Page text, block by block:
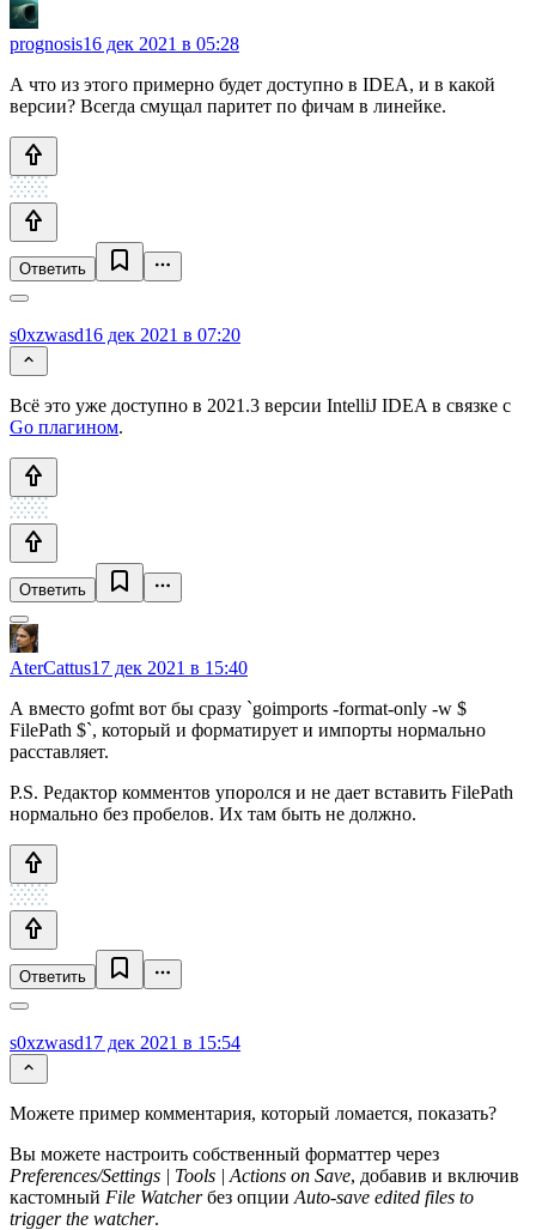
prognosis16 дек 2021 в 05:28
А что из этого примерно будет доступно в IDEA, и в какой
версии? Всегда смущал паритет по фичам в линейке.
Ответить
s0xzwasd16 дек 2021 в 07:20
Всё это уже доступно в 2021.3 версии IntelliJ IDEA в связке с
Go плагином.
Ответить
AterCattus17 дек 2021 в 15:40
А вместо gofmt вот бы сразу `goimports -format-only -w $
FilePath $`, который и форматирует и импорты нормально
расставляет.
P.S. Редактор комментов упоролся и не дает вставить FilePath
нормально без пробелов. Их там быть не должно.
Ответить
s0xzwasd17 дек 2021 в 15:54
Можете пример комментария, который ломается, показать?
Вы можете настроить собственный форматтер через
Preferences/Settings | Tools | Actions on Save, добавив и включив
кастомный File Watcherбез опции Auto-save edited files to
trigger the watcher.